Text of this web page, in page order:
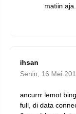
matiin
ihsan
Senin, 16 Mei
ancurrr lemot
full, di data